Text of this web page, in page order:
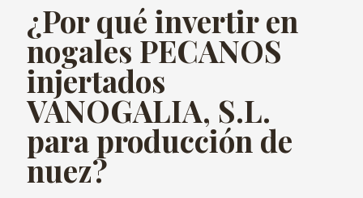
¿Por qué invertir en
nogales PECANOS
injertados
VANOGALIA, S.L.
para producción de
nuez?